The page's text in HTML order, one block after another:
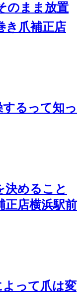
のまま放置
き爪補正店
するって知っ
決めること
正店横浜駅前
よって爪は変